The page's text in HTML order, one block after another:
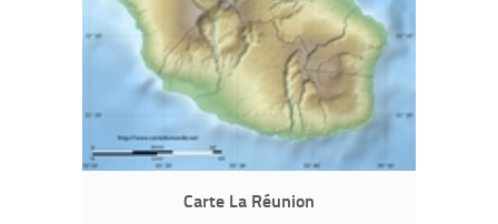
Carte La Réunion